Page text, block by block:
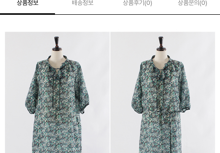
상품정보 배송정보 상품후기(0) 상품문의 (0)